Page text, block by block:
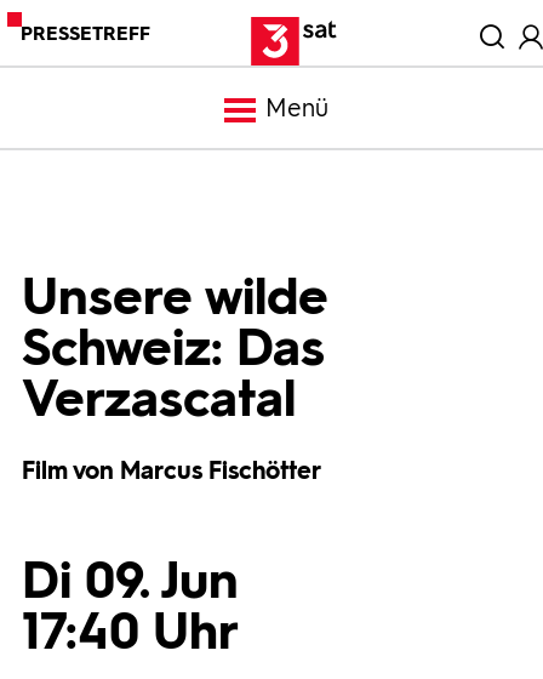
PRESSETREFF
Menü
Mediathek
Programmwochen
Unsere wilde
Schweiz: Das
Verzascatal
Film von Marcus Fischötter
Di 09. Jun
17:40 Uhr